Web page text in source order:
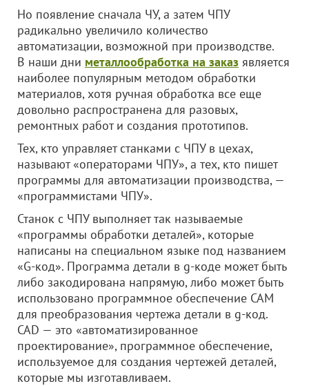
Но появление сначала ЧУ, а затем ЧПУ
радикально увеличило количество
автоматизации, возможной при производстве.
В наши дни металлообработка на заказ является
наиболее популярным методом обработки
материалов, хотя ручная обработка все еще
довольно распространена для разовых,
ремонтных работ и создания прототипов.
Тех, кто управляет станками с ЧПУ в цехах,
называют «операторами ЧПУ», а тех, кто пишет
программы для автоматизации производства, —
«программистами ЧПУ».
Станок с ЧПУ выполняет так называемые
«программы обработки деталей», которые
написаны на специальном языке под названием
«G-код». Программа детали в g-коде может быть
либо закодирована напрямую, либо может быть
использовано программное обеспечение CAM
для преобразования чертежа детали в g-код.
CAD — это «автоматизированное
проектирование», программное обеспечение,
используемое для создания чертежей деталей,
которые мы изготавливаем.